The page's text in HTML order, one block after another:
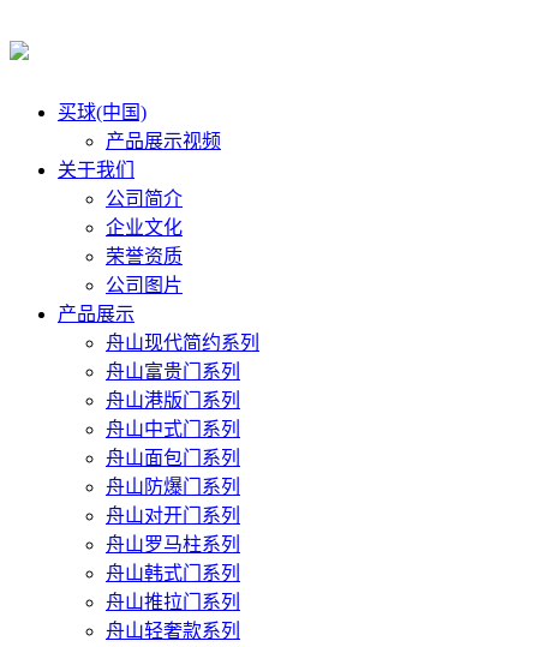
买球(中国)
产品展示视频
关于我们
公司简介
企业文化
荣誉资质
公司图片
产品展示
舟山现代简约系列
舟山富贵门系列
舟山港版门系列
舟山中式门系列
舟山面包门系列
舟山防爆门系列
舟山对开门系列
舟山罗马柱系列
舟山韩式门系列
舟山推拉门系列
舟山轻奢款系列